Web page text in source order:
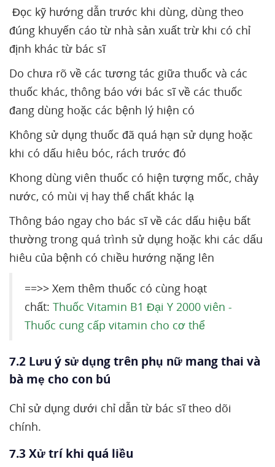
Đọc kỹ hướng dẫn trước khi dùng, dùng theo
đúng khuyến cáo từ nhà sản xuất trừ khi có chỉ
định khác từ bác sĩ
Do chưa rõ về các tương tác giữa thuốc và các
thuốc khác, thông báo với bác sĩ về các thuốc
đang dùng hoặc các bệnh lý hiện có
Không sử dụng thuốc đã quá hạn sử dụng hoặc
khi có dấu hiêu bóc, rách trước đó
Khong dùng viên thuốc có hiện tượng mốc, chảy
nước, có mùi vị hay thể chất khác lạ
Thông báo ngay cho bác sĩ về các dấu hiệu bất
thường trong quá trình sử dụng hoặc khi các dấu
hiêu của bệnh có chiều hướng nặng lên
==>> Xem thêm thuốc có cùng hoạt
chất: Thuốc Vitamin B1 Đại Y 2000 viên -
Thuốc cung cấp vitamin cho cơ thể
7.2 Lưu ý sử dụng trên phụ nữ mang thai và
bà mẹ cho con bú
Chỉ sử dụng dưới chỉ dẫn từ bác sĩ theo dõi
chính.
7.3 Xử trí khi quá liều